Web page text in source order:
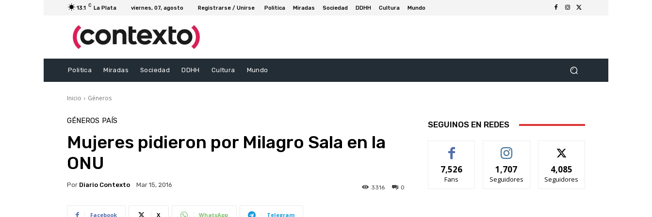
13.1 C La Plata viernes, 07, agosto Registrarse / Unirse Politica Miradas Sociedad DDHH Cultura Mundo
Politica Miradas Sociedad DDHH Cultura Mundo
Inicio Géneros
GÉNEROS PAÍS
Mujeres pidieron por Milagro Sala en la
ONU
Por Diario Contexto Mar 15, 2016 0
3316
Facebook X WhatsApp Telegram
SEGUINOS EN REDES
7,526
Fans
1,707
Seguidores
4,085
Seguidores